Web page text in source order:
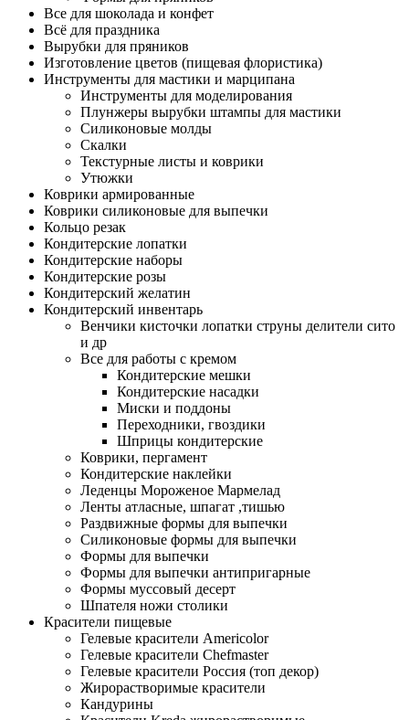
Все для шоколада и конфет
Всё для праздника
Вырубки для пряников
Изготовление цветов (пищевая флористика)
Инструменты для мастики и марципана
Инструменты для моделирования
Плунжеры вырубки штампы для мастики
Силиконовые молды
Скалки
Текстурные листы и коврики
Утюжки
Коврики армированные
Коврики силиконовые для выпечки
Кольцо резак
Кондитерские лопатки
Кондитерские наборы
Кондитерские розы
Кондитерский желатин
Кондитерский инвентарь
Венчики кисточки лопатки струны делители сито
и др
Все для работы с кремом
Кондитерские мешки
Кондитерские насадки
Миски и поддоны
Переходники, гвоздики
Шприцы кондитерские
Коврики, пергамент
Кондитерские наклейки
Леденцы Мороженое Мармелад
Ленты атласные, шпагат ,тишью
Раздвижные формы для выпечки
Силиконовые формы для выпечки
Формы для выпечки
Формы для выпечки антипригарные
Формы муссовый десерт
Шпателя ножи столики
Красители пищевые
Гелевые красители Americolor
Гелевые красители Chefmaster
Гелевые красители Россия (топ декор)
Жирорастворимые красители
Кандурины